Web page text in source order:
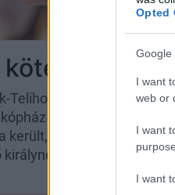
Opted
Google
I want
web or
I want
I want
Telihold idején született,
csúcsára, míg a
került, ám mindkét
rangjával együtt